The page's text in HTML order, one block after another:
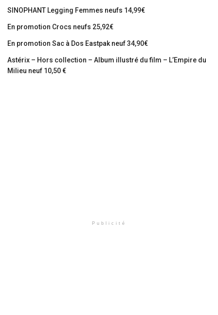
SINOPHANT Legging Femmes neufs 14,99€
En promotion Crocs neufs 25,92€
En promotion Sac à Dos Eastpak neuf 34,90€
Astérix – Hors collection – Album illustré du film – L’Empire du
Milieu neuf 10,50 €
Publicité